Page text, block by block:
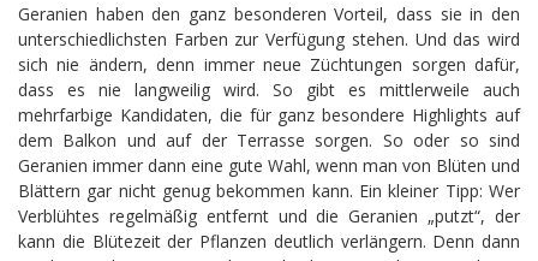
Geranien haben den ganz besonderen Vorteil, dass sie in den
unterschiedlichsten Farben zur Verfügung stehen. Und das wird
sich nie ändern, denn immer neue Züchtungen sorgen dafür,
dass es nie langweilig wird. So gibt es mittlerweile auch
mehrfarbige Kandidaten, die für ganz besondere Highlights auf
dem Balkon und auf der Terrasse sorgen. So oder so sind
Geranien immer dann eine gute Wahl, wenn man von Blüten und
Blättern gar nicht genug bekommen kann. Ein kleiner Tipp: Wer
Verblühtes regelmäßig entfernt und die Geranien „putzt“, der
kann die Blütezeit der Pflanzen deutlich verlängern. Denn dann